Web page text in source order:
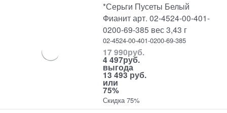
*Серьги Пусеты Белый
Фианит арт. 02-4524-00-401-
0200-69-385 вес 3,43 г
02-4524-00-401-0200-69-385
17 990руб.
4 497руб.
выгода
13 493 руб.
или
75%
Скидка 75%